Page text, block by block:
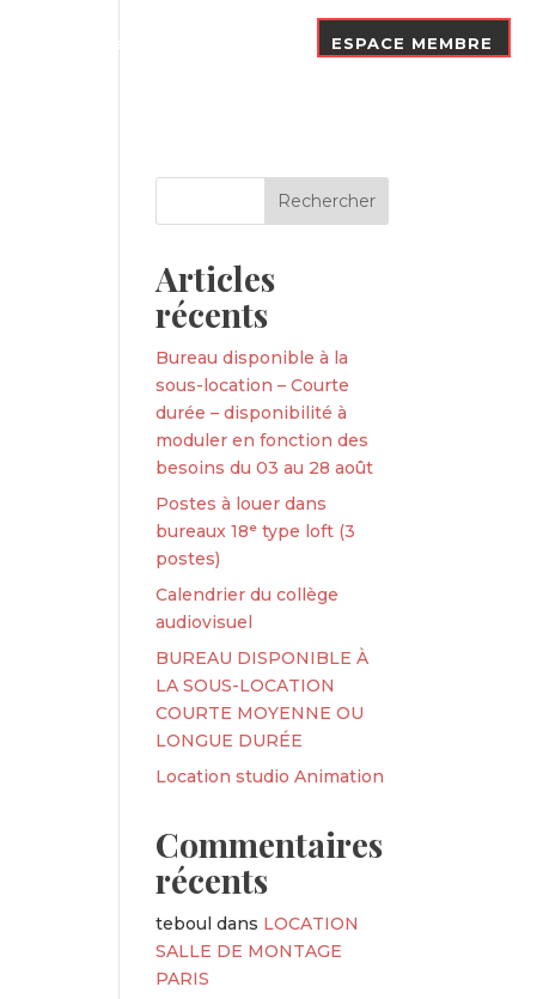
Nos Adhérents ESPACE MEMBRE
Articles
récents
Bureau disponible à la
sous-location – Courte
durée – disponibilité à
moduler en fonction des
besoins du 03 au 28 août
Postes à louer dans
bureaux 18ᵉ type loft (3
postes)
Calendrier du collège
audiovisuel
BUREAU DISPONIBLE À
LA SOUS-LOCATION
COURTE MOYENNE OU
LONGUE DURÉE
Location studio Animation
Commentaires
récents
teboul dans LOCATION
SALLE DE MONTAGE
PARIS